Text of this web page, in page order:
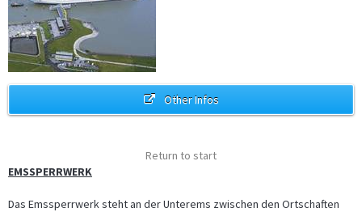
Other Infos
Return to start
EMSSPERRWERK
Das Emssperrwerk steht an der Unterems zwischen den Ortschaften